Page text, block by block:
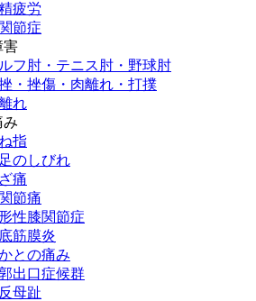
疲労
節症
害
フ肘・テニス肘・野球肘
・挫傷・肉離れ・打撲
れ
み
指
のしびれ
痛
節痛
性膝関節症
筋膜炎
との痛み
出口症候群
母趾